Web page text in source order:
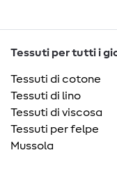
Tessuti per tutti i
Tessuti di cotone
Tessuti di lino
Tessuti di viscosa
Tessuti per felpe
Mussola